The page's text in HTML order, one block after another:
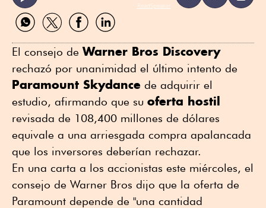
ReadSpeaker
Compartir
por
Compartir
por
Compartir
por
Compartir
por
El consejo deWarner Bros Discovery
rechazó por unanimidad el último intento de
Paramount Skydance de adquirir el
estudio, afirmando que su oferta hostil
revisada de 108,400 millones de dólares
equivale a una arriesgada compra apalancada
que los inversores deberían rechazar.
En una carta a los accionistas este miércoles, el
consejo de Warner Bros dijo que la oferta de
Paramount depende de "una cantidad